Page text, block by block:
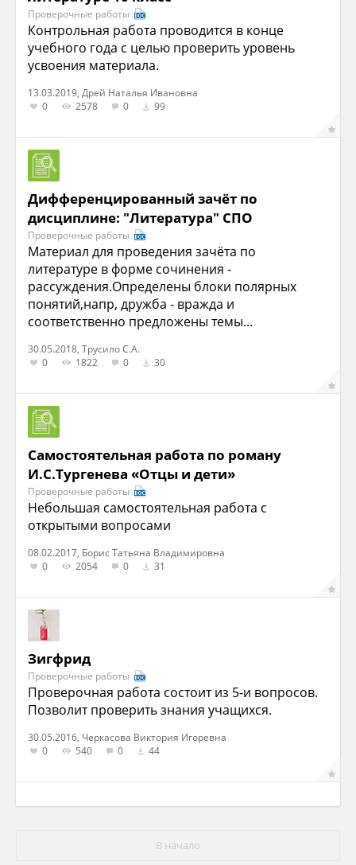
Проверочные работы
Контрольная работа проводится в конце
учебного года с целью проверить уровень
усвоения материала.
13.03.2019, Дрей Наталья Ивановна
0
2578 0 99
Дифференцированный зачёт по
дисциплине: "Литература" СПО
Проверочные работы
Материал для проведения зачёта по
литературе в форме сочинения -
рассуждения.Определены блоки полярных
понятий,напр, дружба - вражда и
соответственно предложены темы...
30.05.2018, Трусило С.А.
0
1822 0 30
Самостоятельная работа по роману
И.С.Тургенева «Отцы и дети»
Проверочные работы
Небольшая самостоятельная работа с
открытыми вопросами
08.02.2017, Борис Татьяна Владимировна
0
2054 0 31
Зигфрид
Проверочные работы
Проверочная работа состоит из 5-и вопросов.
Позволит проверить знания учащихся.
30.05.2016, Черкасова Виктория Игоревна
0
540 0 44
В начало